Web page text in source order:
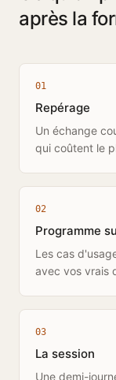
après la
01
Repérage
Un échange
qui coûtent le
02
Programme
Les cas
avec vos vrais
03
La session
Une demi-